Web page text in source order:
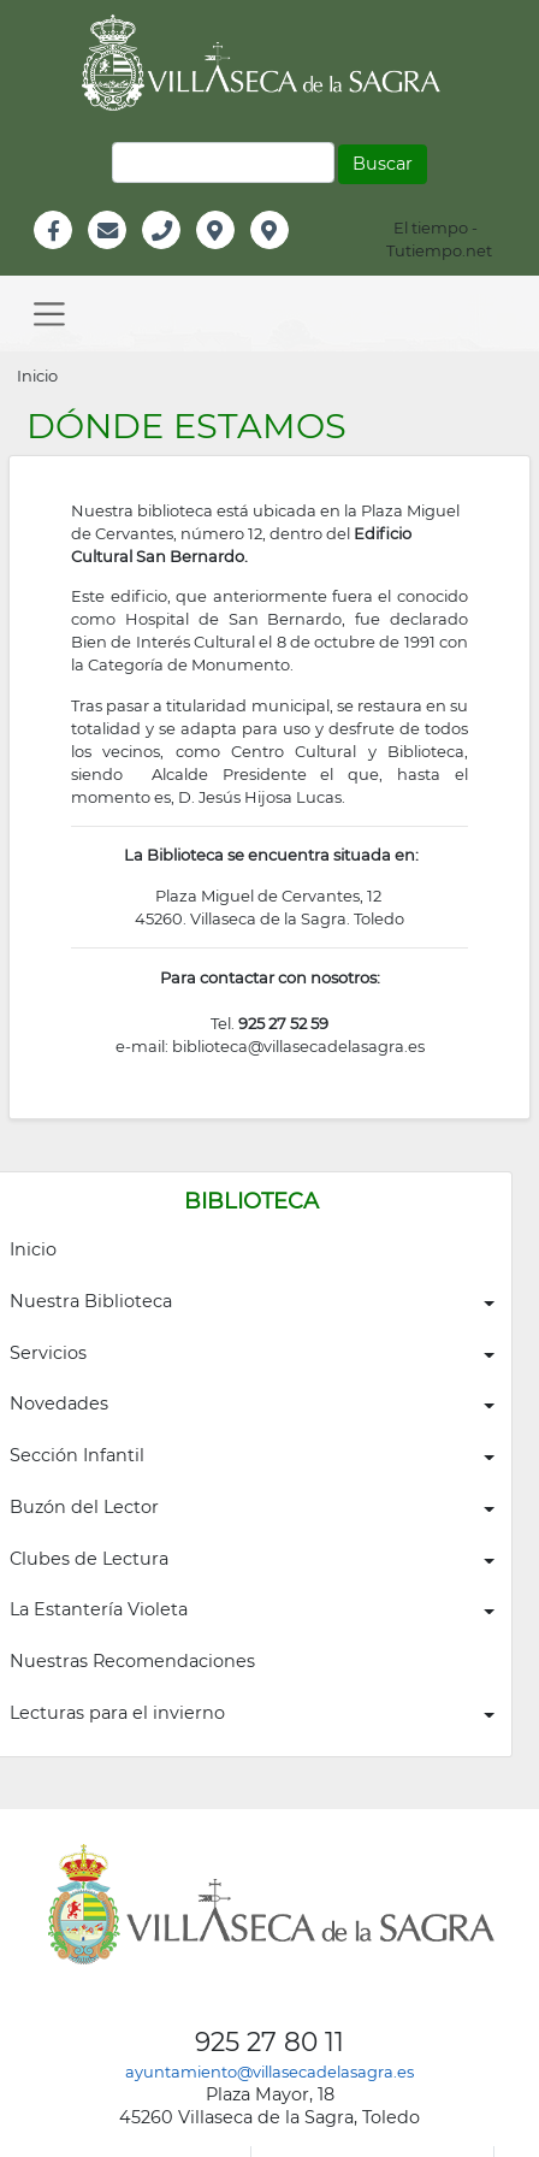
Información
Header
El tiempo -
Tutiempo.net
navigation
Sobrescribir
enlaces
de
ayuda
navegación
Inicio
BIBLIOTECA
Inicio
Nuestra Biblioteca
Servicios
Novedades
Sección Infantil
Buzón del Lector
Clubes de Lectura
La Estantería Violeta
Nuestras Recomendaciones
Lecturas para el invierno
DÓNDE ESTAMOS
Nuestra biblioteca está ubicada en la Plaza Miguel
de Cervantes, número 12, dentro del Edificio
Cultural San Bernardo.
Este edificio, que anteriormente fuera el conocido
como Hospital de San Bernardo, fue declarado
Bien de Interés Cultural el 8 de octubre de 1991 con
la Categoría de Monumento.
Tras pasar a titularidad municipal, se restaura en su
totalidad y se adapta para uso y desfrute de todos
los vecinos, como Centro Cultural y Biblioteca,
siendo Alcalde Presidente el que, hasta el
momento es, D. Jesús Hijosa Lucas.
La Biblioteca se encuentra situada en:
Plaza Miguel de Cervantes, 12
45260. Villaseca de la Sagra. Toledo
Para contactar con nosotros:
Tel. 925 27 52 59
e-mail: biblioteca@villasecadelasagra.es
925 27 80 11
ayuntamiento@villasecadelasagra.es
Plaza Mayor, 18
45260 Villaseca de la Sagra, Toledo